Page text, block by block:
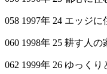
058 1997年 24 エッジに
060 1998年 25 耕す人の
062 1999年 26 ゆっくり